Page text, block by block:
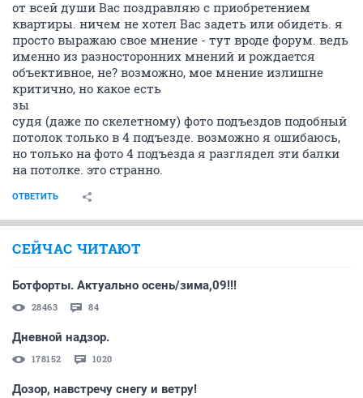
от всей души Вас поздравляю с приобретением
квартиры. ничем не хотел Вас задеть или обидеть. я
просто выражаю свое мнение - тут вроде форум. ведь
именно из разносторонних мнений и рождается
объективное, не? возможно, мое мнение излишне
критично, но какое есть
зы
судя (даже по скелетному) фото подъездов подобный
потолок только в 4 подъезде. возможно я ошибаюсь,
но только на фото 4 подъезда я разглядел эти балки
на потолке. это странно.
ОТВЕТИТЬ
СЕЙЧАС ЧИТАЮТ
Ботфорты. Актуально осень/зима,09!!!
28463 84
Дневной надзор.
178152 1020
Дозор, навстречу снегу и ветру!